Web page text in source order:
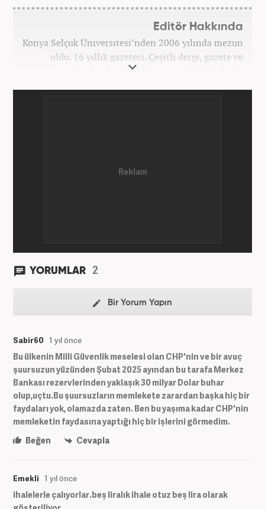
Editör Hakkında
Konya Selçuk Üniversitesi’nden 2006 yılında mezun
oldu. 16 yıllık gazeteci. Çeşitli dergi, gazete ve
ajanslarda görev aldıktan sonra 2011 yılında
YORUMLAR 2
Bir Yorum Yapın
Sabir60 1 yıl önce
Bu ülkenin Milli Güvenlik meselesi olan CHP'nin ve bir avuç
şuursuzun yüzünden Şubat 2025 ayından bu tarafa Merkez
Bankası rezervlerinden yaklaşık 30 milyar Dolar buhar
olup,uçtu.Bu şuursuzların memlekete zarardan başka hiç bir
faydaları yok, olamazda zaten. Ben bu yaşıma kadar CHP'nin
memleketin faydasına yaptığı hiç bir işlerini görmedim.
Beğen
Cevapla
Emekli 1 yıl önce
ihalelerle çalıyorlar.beş liralık ihale otuz beş lira olarak